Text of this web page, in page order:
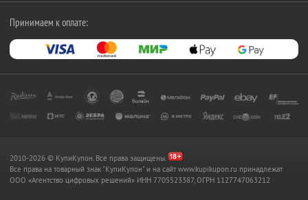
Принимаем к оплате:
2010-2026 © КупиКупон. Все права защищены.
Все права на товарный знак "КупиКупон" и на сайт www.kupikupon.ru принадлежат
OOO «Агентство цифровых решений» ИНН 7705523387, ОГРН 1127747063212